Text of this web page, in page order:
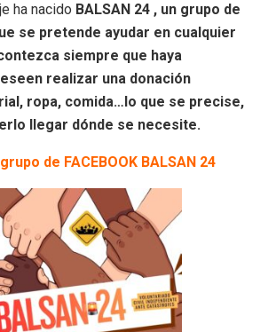
ha nacido BALSAN 24 , un grupo de
se pretende ayudar en cualquier
siempre que haya
realizar una donación
ropa, comida…lo que se precise,
llegar dónde se necesite.
de FACEBOOK BALSAN 24